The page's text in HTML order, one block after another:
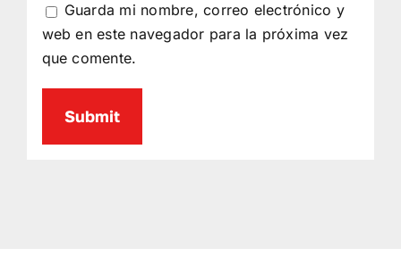
Guarda mi nombre, correo electrónico y
web en este navegador para la próxima vez
que comente.